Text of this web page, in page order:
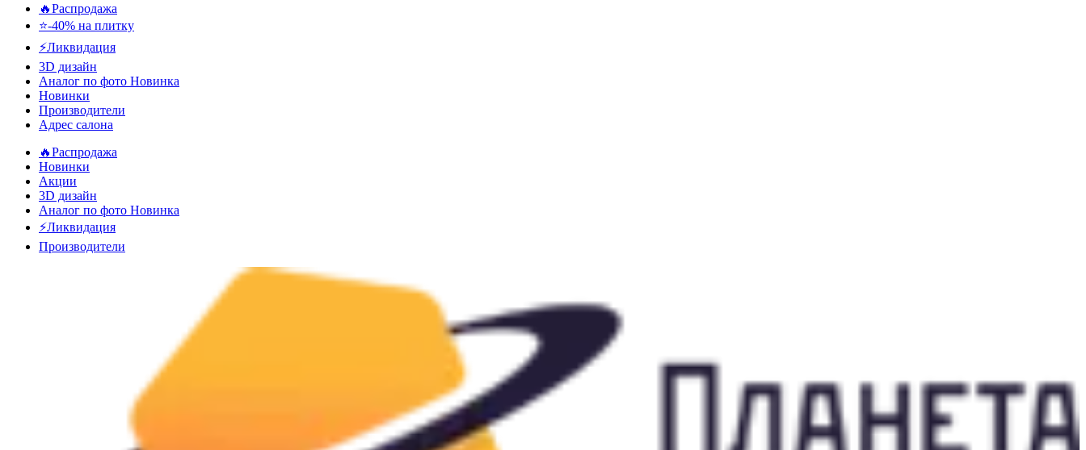
🔥Распродажа
⭐-40% на плитку
⚡️Ликвидация
3D дизайн
Аналог по фото Новинка
Новинки
Производители
Адрес салона
🔥Распродажа
Новинки
Акции
3D дизайн
Аналог по фото Новинка
⚡Ликвидация
Производители